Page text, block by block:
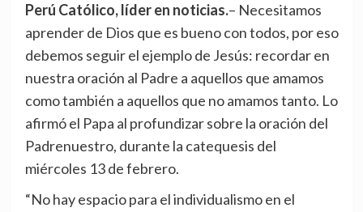
Perú Católico, líder en noticias.– Necesitamos
aprender de Dios que es bueno con todos, por eso
debemos seguir el ejemplo de Jesús: recordar en
nuestra oración al Padre a aquellos que amamos
como también a aquellos que no amamos tanto. Lo
afirmó el Papa al profundizar sobre la oración del
Padrenuestro, durante la catequesis del
miércoles 13 de febrero.
“No hay espacio para el individualismo en el